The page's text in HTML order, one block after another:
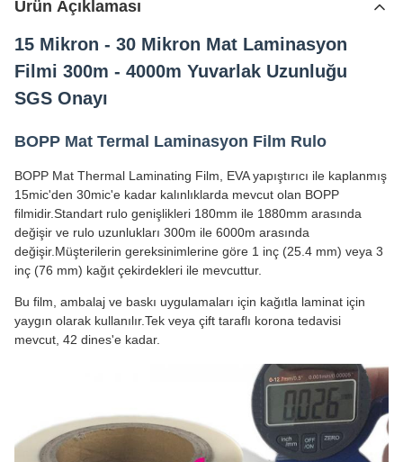
Ürün Açıklaması
15 Mikron - 30 Mikron Mat Laminasyon
Filmi 300m - 4000m Yuvarlak Uzunluğu
SGS Onayı
BOPP Mat Termal Laminasyon Film Rulo
BOPP Mat Thermal Laminating Film, EVA yapıştırıcı ile kaplanmış
15mic'den 30mic'e kadar kalınlıklarda mevcut olan BOPP
filmidir.Standart rulo genişlikleri 180mm ile 1880mm arasında
değişir ve rulo uzunlukları 300m ile 6000m arasında
değişir.Müşterilerin gereksinimlerine göre 1 inç (25.4 mm) veya 3
inç (76 mm) kağıt çekirdekleri ile mevcuttur.
Bu film, ambalaj ve baskı uygulamaları için kağıtla laminat için
yaygın olarak kullanılır.Tek veya çift taraflı korona tedavisi
mevcut, 42 dines'e kadar.